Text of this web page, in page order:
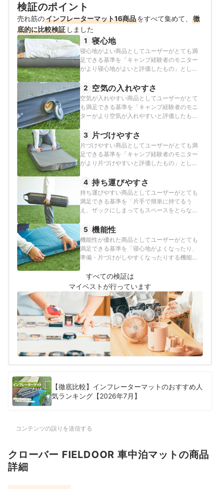
検証のポイント
売れ筋のインフレーターマット16商品をすべて集めて、
徹
底的に比較検証 しました
1 寝心地
寝心地がよい商品としてユーザーがとても満
足できる基準を「キャンプ経験者のモニター
がより寝心地がよいと評価したもの」とし、
2 空気の入れやすさ
空気が入れやすい商品としてユーザーがとて
も満足できる基準を「キャンプ経験者のモニ
ターがより空気が入れやすいと評価したも
ました。
3 片づけやすさ
片づけやすい商品としてユーザーがとても満
足できる基準を「キャンプ経験者のモニター
がより片づけやすいと評価したもの」とし、
4 持ち運びやすさ
持ち運びやすい商品としてユーザーがとても
満足できる基準を「片手で簡単に持てるう
え、ザックにしまってもスペースをとらない
いました。
5 機能性
機能性が優れた商品としてユーザーがとても
満足できる基準を「寝心地がよくなったり、
準備・片づけがしやすくなったりする機能が
品」とし、以下の方法で各商品の検証を行い
ました。
すべての検証は
マイベストが行っています
【徹底比較】インフレーターマットのおすすめ人
気ランキング【2026年7月】
コンテンツの誤りを送信する
クローバー FIELDOOR 車中泊マットの商品
詳細